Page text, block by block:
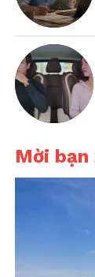
Mời bạn